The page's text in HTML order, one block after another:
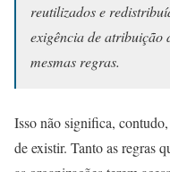
reutilizados e
exigência de atribuição
mesmas regras.
Isso não significa,
de existir. Tanto as regras